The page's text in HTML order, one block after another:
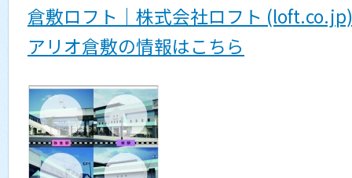
倉敷ロフト｜株式会社ロフト (loft.co.jp)
アリオ倉敷の情報はこちら